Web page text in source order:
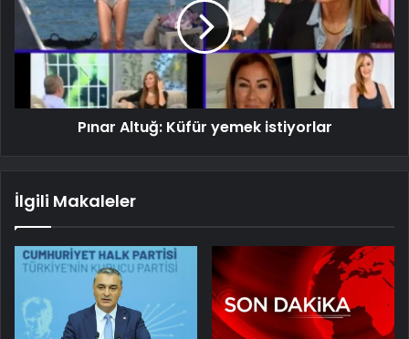
Pınar Altuğ: Küfür yemek istiyorlar
İlgili Makaleler